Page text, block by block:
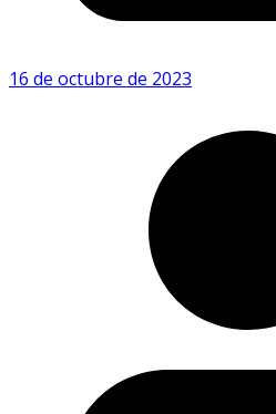
16 de octubre de 2023